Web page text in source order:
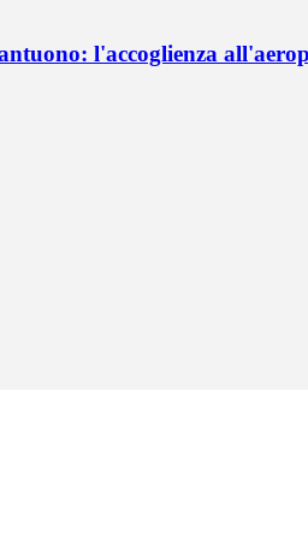
l'accoglienza